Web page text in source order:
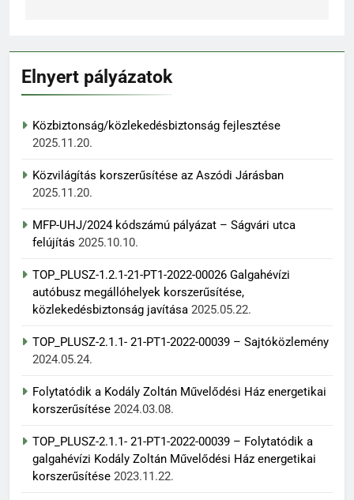
Elnyert pályázatok
Közbiztonság/közlekedésbiztonság fejlesztése
2025.11.20.
Közvilágítás korszerűsítése az Aszódi Járásban
2025.11.20.
MFP-UHJ/2024 kódszámú pályázat – Ságvári utca
felújítás 2025.10.10.
TOP_PLUSZ-1.2.1-21-PT1-2022-00026 Galgahévízi
autóbusz megállóhelyek korszerűsítése,
közlekedésbiztonság javítása 2025.05.22.
TOP_PLUSZ-2.1.1- 21-PT1-2022-00039 – Sajtóközlemény
2024.05.24.
Folytatódik a Kodály Zoltán Művelődési Ház energetikai
korszerűsítése 2024.03.08.
TOP_PLUSZ-2.1.1- 21-PT1-2022-00039 – Folytatódik a
galgahévízi Kodály Zoltán Művelődési Ház energetikai
korszerűsítése 2023.11.22.